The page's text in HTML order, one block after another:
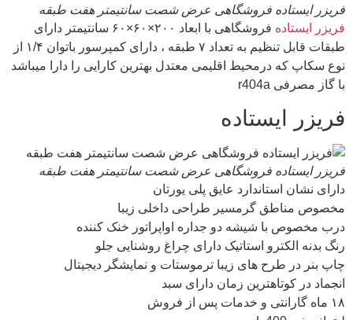
فریزر ایستاده فروشگاهی عرض شصت سانتیمتر هفت طبقه
فریزر ایستاده
فروشگاهی با ابعاد ۲۰۰×۶۰×۶۰ سانتیمتر دارای
طبقات قابل تنظیم به تعداد ۷ طبقه ، دارای کمپرسور باتوان ۱/۴ از
نوع سکاپ که درمحیط اقلیمی معتدل بهترین کارایی را دارا میباشد
با گاز مصرفی r404a
فریزر ایستاده
فریزر ایستاده فروشگاهی عرض شصت سانتیمتر هفت طبقه
دارای نشان استاندارد عایق پلی یورتان
مخصوص مناطق گرمسیر طراحی داخلی زیبا
درب مخصوص با شیشه دو جداره اواپراتور خنک کننده
رنگ بدنه الکترو استاتیک دارای چراغ روشنایی جلو
چاپ بنر در طرح های زیبا ترموستات و نمایشگر دیجیتال
انجماد در کوتاهترین زمان دارای سبد
۱۸ ماه گارانتی و خدمات پس از فروش